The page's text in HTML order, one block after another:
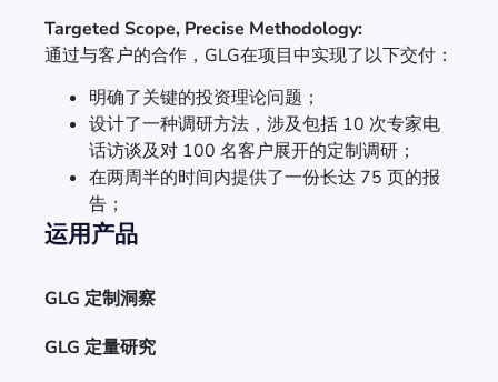
Targeted Scope, Precise Methodology:
通过与客户的合作，GLG在项目中实现了以下交付：
明确了关键的投资理论问题；
设计了一种调研方法，涉及包括 10 次专家电
话访谈及对 100 名客户展开的定制调研；
在两周半的时间内提供了一份长达 75 页的报
告；
运用产品
GLG 定制洞察
GLG 定量研究